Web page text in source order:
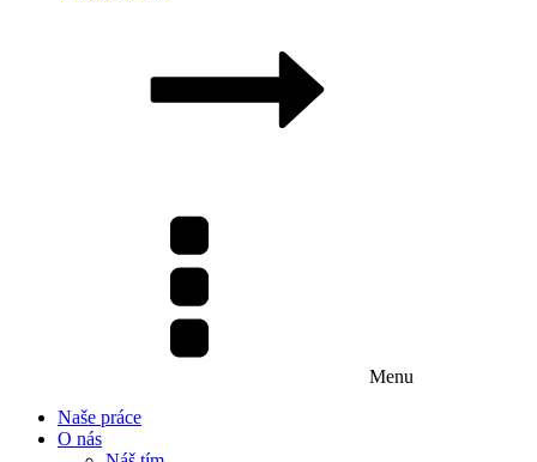
Menu
Naše práce
O nás